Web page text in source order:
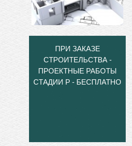
ПРИ ЗАКАЗЕ
СТРОИТЕЛЬСТВА -
ПРОЕКТНЫЕ РАБОТЫ
СТАДИИ Р - БЕСПЛАТНО